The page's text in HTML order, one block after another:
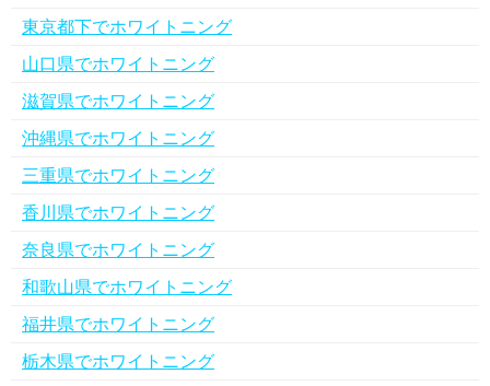
東京都下でホワイトニング
山口県でホワイトニング
滋賀県でホワイトニング
沖縄県でホワイトニング
三重県でホワイトニング
香川県でホワイトニング
奈良県でホワイトニング
和歌山県でホワイトニング
福井県でホワイトニング
栃木県でホワイトニング